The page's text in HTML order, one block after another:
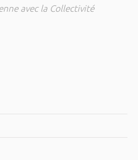
avec la Collectivité